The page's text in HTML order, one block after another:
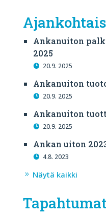
Ankanuiton
2025
20.9. 2025
Ankanuiton
20.9. 2025
Ankanuiton
20.9. 2025
Ankan uiton
4.8. 2023
Näytä kaikki